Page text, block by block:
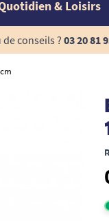
& Loisirs
conseils ?03 20 81